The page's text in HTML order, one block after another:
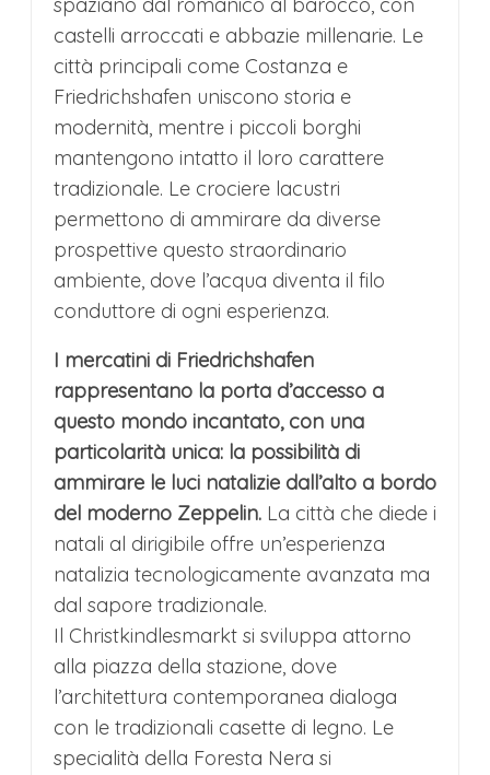
castelli arroccati e abbazie millenarie. Le
città principali come Costanza e
Friedrichshafen uniscono storia e
modernità, mentre i piccoli borghi
mantengono intatto il loro carattere
tradizionale. Le crociere lacustri
permettono di ammirare da diverse
prospettive questo straordinario
ambiente, dove l’acqua diventa il filo
conduttore di ogni esperienza.
I mercatini di Friedrichshafen
rappresentano la porta d’accesso a
questo mondo incantato, con una
particolarità unica: la possibilità di
ammirare le luci natalizie dall’alto a bordo
del moderno Zeppelin. La città che diede i
natali al dirigibile offre un’esperienza
natalizia tecnologicamente avanzata ma
dal sapore tradizionale.
Il Christkindlesmarkt si sviluppa attorno
alla piazza della stazione, dove
l’architettura contemporanea dialoga
con le tradizionali casette di legno. Le
specialità della Foresta Nera si